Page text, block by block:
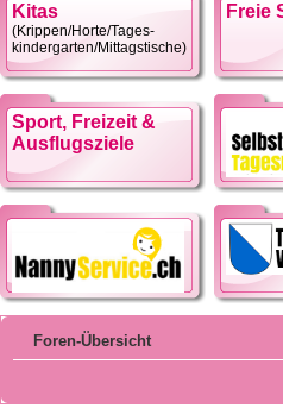
Kitas
(Krippen/Horte/Tages-
kindergarten/Mittagstische)
Freie
Sport, Freizeit &
Ausflugsziele
Foren-Übersicht